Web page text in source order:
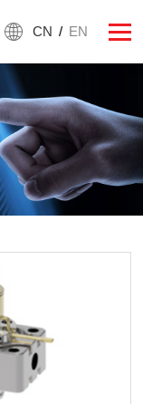
CN / EN